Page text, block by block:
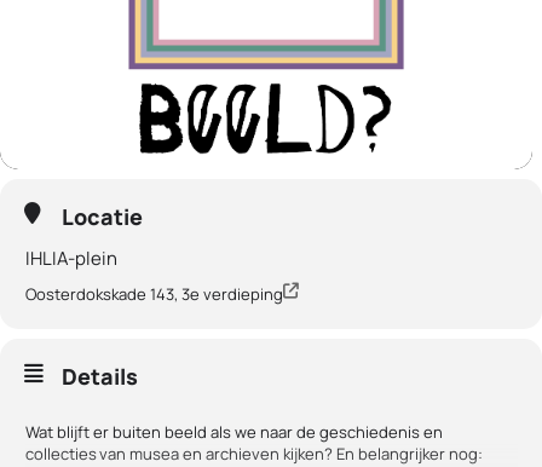
Locatie
IHLIA-plein
Oosterdokskade 143, 3e verdieping
Details
Wat blijft er buiten beeld als we naar de geschiedenis en
collecties van musea en archieven kijken? En belangrijker nog: